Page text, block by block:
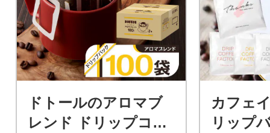
ドトールのアロマブ
レンド ドリップコー
カフェ
リップ